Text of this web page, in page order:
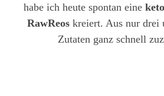
habe ich heute spontan eine
RawReos kreiert. Aus nur drei
Zutaten ganz schnell